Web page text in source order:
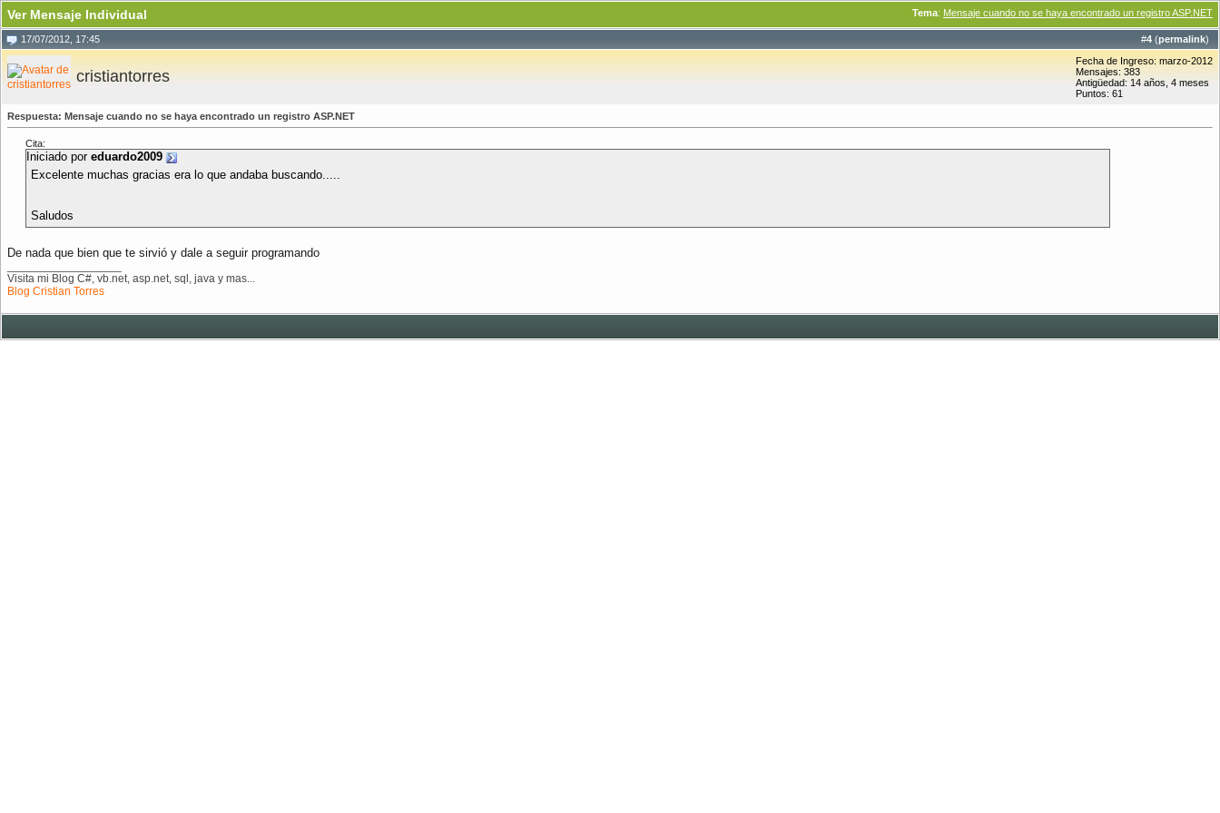
Tema: Mensaje cuando no se haya encontrado un registro ASP.NET
Ver Mensaje Individual
#4 (permalink)
17/07/2012, 17:45
cristiantorres
Fecha de Ingreso: marzo-2012
Mensajes: 383
Antigüedad: 14 años, 4 meses
Puntos: 61
Respuesta: Mensaje cuando no se haya encontrado un registro ASP.NET
Cita:
Iniciado por eduardo2009
Excelente muchas gracias era lo que andaba buscando.....
Saludos
De nada que bien que te sirvió y dale a seguir programando
Visita mi Blog C#, vb.net, asp.net, sql, java y mas...
Blog Cristian Torres